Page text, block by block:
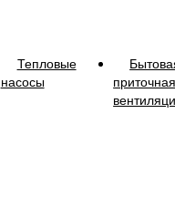
Тепловые
насосы
приточная